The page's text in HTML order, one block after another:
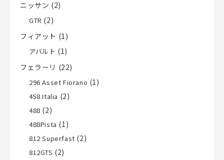
ニッサン (2)
GTR (2)
フィアット (1)
アバルト (1)
フェラーリ (22)
296 Asset Fiorano (1)
458 Italia (2)
488 (2)
488Pista (1)
812 Superfast (2)
812GTS (2)